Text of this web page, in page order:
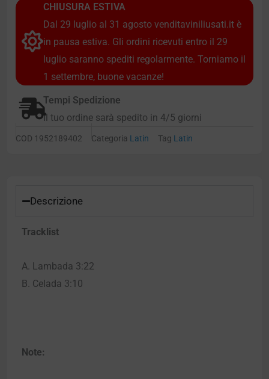
CHIUSURA ESTIVA
Dal 29 luglio al 31 agosto venditaviniliusati.it è
in pausa estiva. Gli ordini ricevuti entro il 29
luglio saranno spediti regolarmente. Torniamo il
1 settembre, buone vacanze!
Tempi Spedizione
Il tuo ordine sarà spedito in 4/5 giorni
COD 1952189402 Categoria Latin Tag Latin
Descrizione
Tracklist
A. Lambada 3:22
B. Celada 3:10
Note: